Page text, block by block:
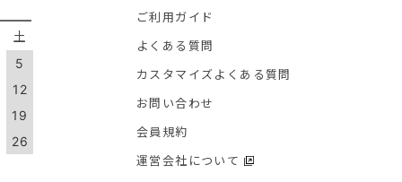
土
5
12
19
26
ご利用ガイド
よくある質問
カスタマイズよくある質問
お問い合わせ
会員規約
運営会社について